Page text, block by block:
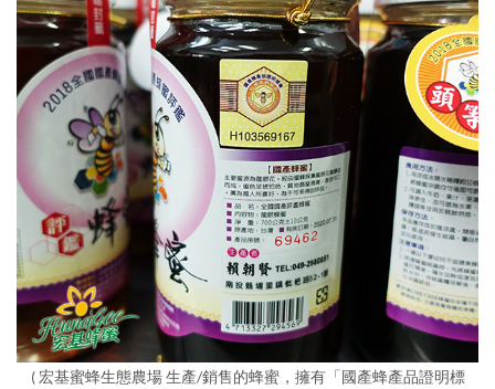
( 宏基蜜蜂生態農場 生產/銷售的蜂蜜，擁有「國產蜂產品證明標